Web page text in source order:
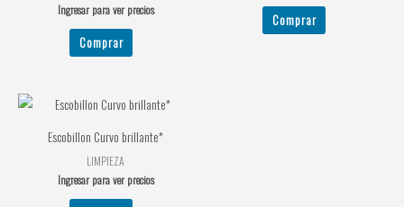
Ingresar para ver precios
Comprar
Comprar
Escobillon Curvo brillante*
LIMPIEZA
Ingresar para ver precios